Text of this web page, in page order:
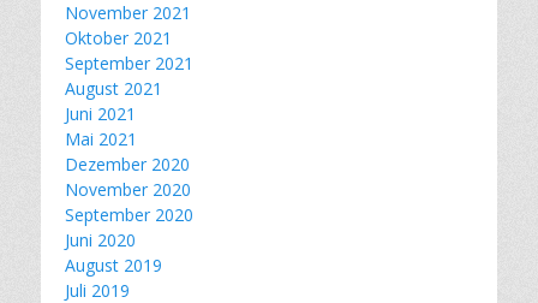
November 2021
Oktober 2021
September 2021
August 2021
Juni 2021
Mai 2021
Dezember 2020
November 2020
September 2020
Juni 2020
August 2019
Juli 2019